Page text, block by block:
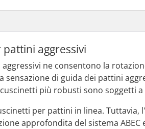
aggressivi
ne consentono la
di guida dei pattini
più robusti sono soggetti
per pattini in linea. Tuttavia,
approfondita del sistema